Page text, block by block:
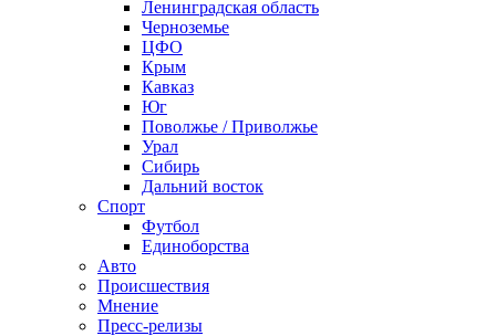
Ленинградская область
Черноземье
ЦФО
Крым
Кавказ
Юг
Поволжье / Приволжье
Урал
Сибирь
Дальний восток
Спорт
Футбол
Единоборства
Авто
Происшествия
Мнение
Пресс-релизы